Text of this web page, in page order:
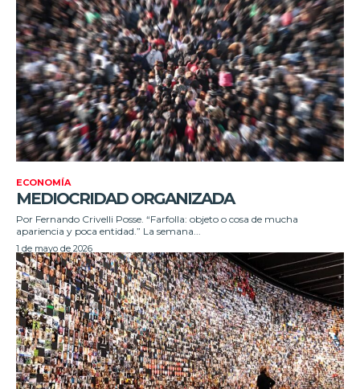
ECONOMÍA
MEDIOCRIDAD ORGANIZADA
Por Fernando Crivelli Posse. “Farfolla: objeto o cosa de mucha
apariencia y poca entidad.” La semana...
1 de mayo de 2026